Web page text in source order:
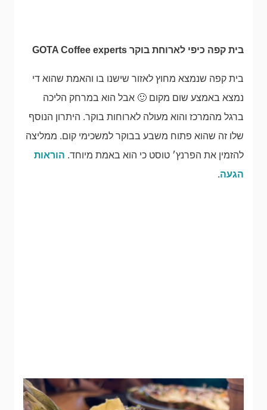
בית קפה כיפי לארוחת בוקר GOTA Coffee experts
בית קפה שנמצא מחוץ לאזור שישנו בו והאמת שהוא די
נמצא באמצע שום מקום 🙂 אבל הוא במרחק הליכה
ברגל מהמרכז והוא מעולה לארוחות בוקר. היתרון הנוסף
שלו זה שהוא פתוח משבע בבוקר למשכימי קום. ממליצה
להזמין את הפרנץ׳ טוסט כי הוא באמת מיוחד. הוראות
הגעה.